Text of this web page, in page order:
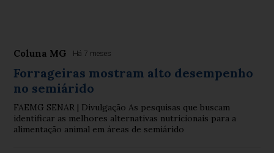
Coluna MG Há 7 meses
Forrageiras mostram alto desempenho
no semiárido
FAEMG SENAR | Divulgação As pesquisas que buscam
identificar as melhores alternativas nutricionais para a
alimentação animal em áreas de semiárido